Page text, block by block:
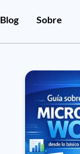
Blog Sobre